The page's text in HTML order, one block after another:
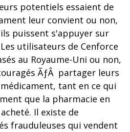
potentiels essaient de
leur convient ou non,
puissent s'appuyer sur
utilisateurs de Cenforce
au Royaume-Uni ou non,
ÃƒÂ partager leurs
tant en ce qui
que la pharmacie en
Il existe de
frauduleuses qui vendent